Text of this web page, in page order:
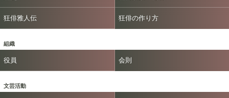
狂俳雅人伝 狂俳の作り方
組織
役員 会則
文芸活動